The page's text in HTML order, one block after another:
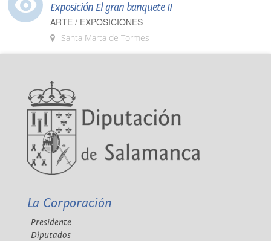
Exposición El gran banquete II
ARTE / EXPOSICIONES
Santa Marta de Tormes
La Corporación
Presidente
Diputados